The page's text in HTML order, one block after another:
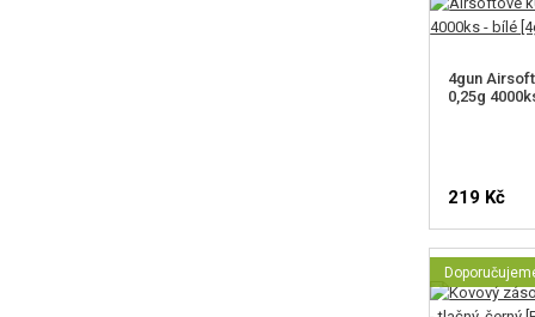
4gun
0,25g
219 Kč